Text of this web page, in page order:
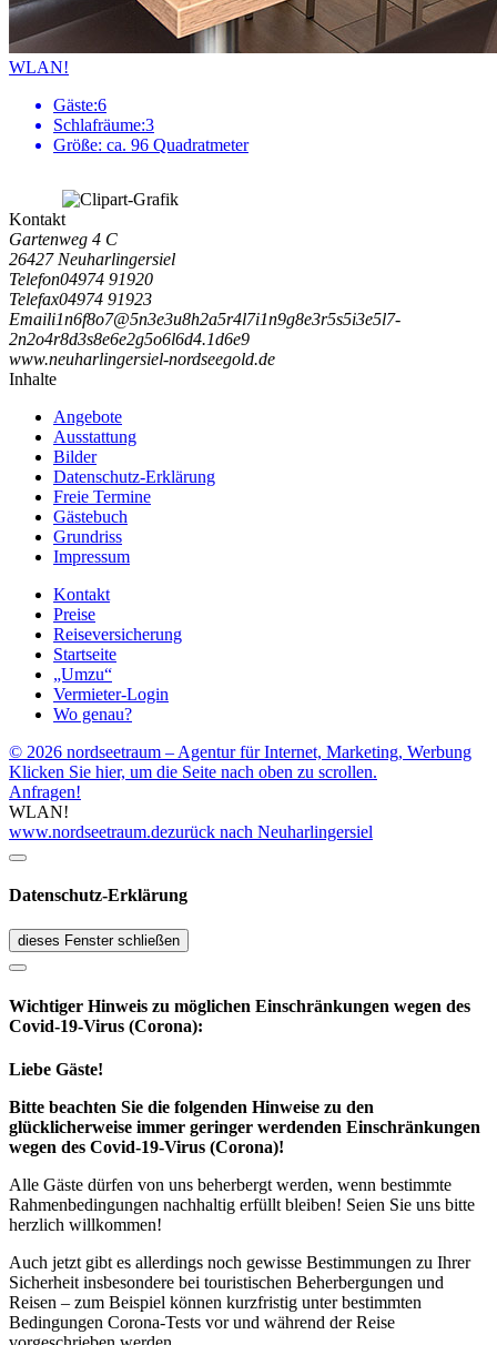
WLAN!
Gäste:6
Schlafräume:3
Größe: ca. 96 Quadratmeter
Kontakt
Gartenweg 4 C
26427 Neuharlingersiel
Telefon04974 91920
Telefax04974 91923
Emaili1n6f8o7@5n3e3u8h2a5r4l7i1n9g8e3r5s5i3e5l7-
2n2o4r8d3s8e6e2g5o6l6d4.1d6e9
www.neuharlingersiel-nordseegold.de
Inhalte
Angebote
Ausstattung
Bilder
Datenschutz-Erklärung
Freie Termine
Gästebuch
Grundriss
Impressum
Kontakt
Preise
Reiseversicherung
Startseite
„Umzu“
Vermieter-Login
Wo genau?
© 2026 nordseetraum – Agentur für Internet, Marketing, Werbung
Klicken Sie hier, um die Seite nach oben zu scrollen.
Anfragen!
WLAN!
www.nordseetraum.dezurück nach Neuharlingersiel
Datenschutz-Erklärung
dieses Fenster schließen
Wichtiger Hinweis zu möglichen Ein­schränk­ungen wegen des
Covid-19-Virus (Corona):
Liebe Gäste!
Bitte beachten Sie die folgenden Hinweise zu den
glücklicherweise immer geringer werdenden Einschränkungen
wegen des Covid-19-Virus (Corona)!
Alle Gäste dürfen von uns beherbergt werden, wenn bestimmte
Rahmenbedingungen nachhaltig erfüllt bleiben! Seien Sie uns bitte
herzlich willkommen!
Auch jetzt gibt es allerdings noch gewisse Bestimmungen zu Ihrer
Sicherheit insbesondere bei touristischen Beherbergungen und
Reisen – zum Beispiel können kurzfristig unter bestimmten
Bedingungen Corona-Tests vor und während der Reise